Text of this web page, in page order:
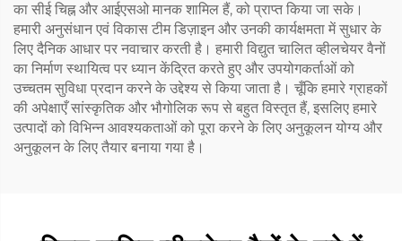
का सीई चिह्न और आईएसओ मानक शामिल हैं, को प्राप्त किया जा सके।
हमारी अनुसंधान एवं विकास टीम डिज़ाइन और उनकी कार्यक्षमता में सुधार के
लिए दैनिक आधार पर नवाचार करती है। हमारी विद्युत चालित व्हीलचेयर वैनों
का निर्माण स्थायित्व पर ध्यान केंद्रित करते हुए और उपयोगकर्ताओं को
उच्चतम सुविधा प्रदान करने के उद्देश्य से किया जाता है। चूँकि हमारे ग्राहकों
की अपेक्षाएँ सांस्कृतिक और भौगोलिक रूप से बहुत विस्तृत हैं, इसलिए हमारे
उत्पादों को विभिन्न आवश्यकताओं को पूरा करने के लिए अनुकूलन योग्य और
अनुकूलन के लिए तैयार बनाया गया है।